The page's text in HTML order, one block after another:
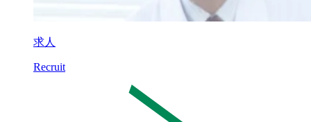
求人
Recruit